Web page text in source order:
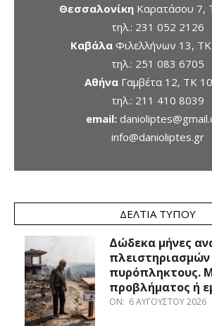
ΘεσσαλονίκηΚαρατάσου 7,
τηλ.: 231 052 2126
ΚαβάλαΦιλελλήνων 13,
τηλ.: 251 083 6705
ΑθήναΓαμβέτα 12, ΤΚ
τηλ.: 211 410 8039
email:
info@danioliptes.gr
ΔΕΛΤΊΑ ΤΎΠΟΥ
Δώδεκα μήνες
πλειστηριασμών
πυρόπληκτους.
προβλήματος ή
ON: 6 ΑΥΓΟΎΣΤΟΥ 2026